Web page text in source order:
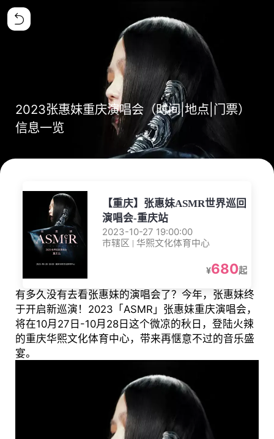
2023张惠妹重庆演唱会（时间|地点|门票）
信息一览
【重庆】张惠妹ASMR世界巡回
演唱会-重庆站
2023-10-27 19:00:00
市辖区 | 华熙文化体育中心
¥680起
有多久没有去看张惠妹的演唱会了？今年，张惠妹终
于开启新巡演！2023「ASMR」张惠妹重庆演唱会，
将在10月27日-10月28日这个微凉的秋日，登陆火辣
的重庆华熙文化体育中心，带来再惬意不过的音乐盛
宴。